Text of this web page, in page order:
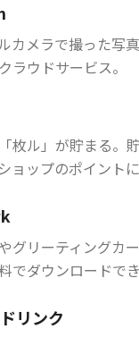
カメラで撮った写
ラウドサービス。
枚ル」が貯まる。
ョップのポイントに
グリーティングカ
でダウンロードでき
リンク